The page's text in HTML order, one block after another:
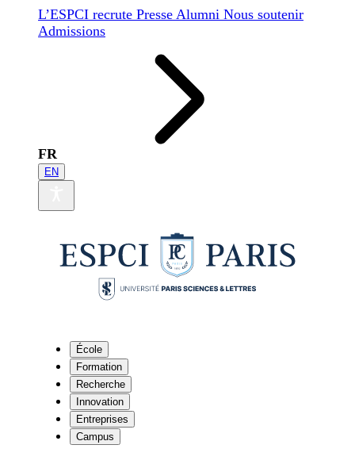
L’ESPCI recrute Presse Alumni Nous soutenir
Admissions
FR
EN
École
Formation
Recherche
Innovation
Entreprises
Campus